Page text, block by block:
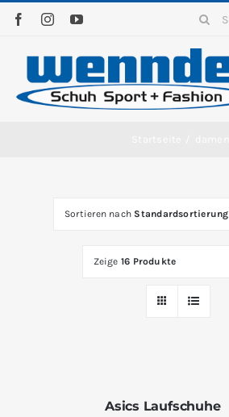
Zum
springen
Suche
Sortieren nach Standardsortierung
Zeige 16 Produkte
Asics Laufschuhe